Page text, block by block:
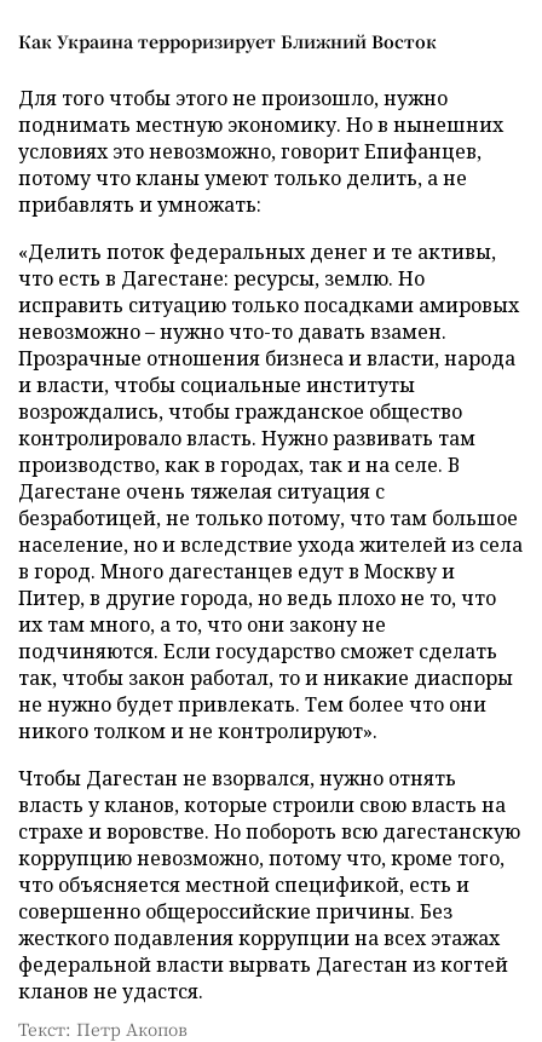
Как Украина терроризирует Ближний Восток
Для того чтобы этого не произошло, нужно
поднимать местную экономику. Но в нынешних
условиях это невозможно, говорит Епифанцев,
потому что кланы умеют только делить, а не
прибавлять и умножать:
«Делить поток федеральных денег и те активы,
что есть в Дагестане: ресурсы, землю. Но
исправить ситуацию только посадками амировых
невозможно – нужно что-то давать взамен.
Прозрачные отношения бизнеса и власти, народа
и власти, чтобы социальные институты
возрождались, чтобы гражданское общество
контролировало власть. Нужно развивать там
производство, как в городах, так и на селе. В
Дагестане очень тяжелая ситуация с
безработицей, не только потому, что там большое
население, но и вследствие ухода жителей из села
в город. Много дагестанцев едут в Москву и
Питер, в другие города, но ведь плохо не то, что
их там много, а то, что они закону не
подчиняются. Если государство сможет сделать
так, чтобы закон работал, то и никакие диаспоры
не нужно будет привлекать. Тем более что они
никого толком и не контролируют».
Чтобы Дагестан не взорвался, нужно отнять
власть у кланов, которые строили свою власть на
страхе и воровстве. Но побороть всю дагестанскую
коррупцию невозможно, потому что, кроме того,
что объясняется местной спецификой, есть и
совершенно общероссийские причины. Без
жесткого подавления коррупции на всех этажах
федеральной власти вырвать Дагестан из когтей
кланов не удастся.
Текст: Петр Акопов